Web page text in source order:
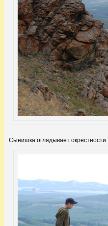
Сынишка оглядывает окрестности.